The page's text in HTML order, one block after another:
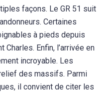
façons. Le GR 51 suit
Certaines
à pieds depuis
Charles. Enfin, l’arrivée en
incroyable. Les
des massifs. Parmi
il convient de citer les